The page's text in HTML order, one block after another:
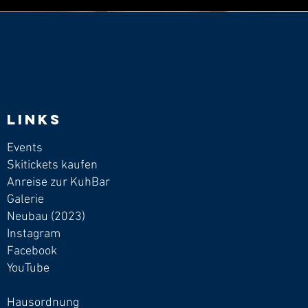
Links
Events
Skitickets kaufen
Anreise zur KuhBar
Galerie
Neubau (2023)
Instagram
Facebook
YouTube
Hausordnung